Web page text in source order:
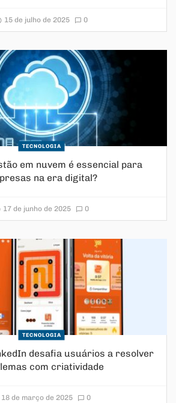
15 de julho de 2025 0
TECNOLOGIA
em nuvem é essencial para
na era digital?
17 de junho de 2025 0
TECNOLOGIA
desafia usuários a resolver
com criatividade
18 de março de 2025 0